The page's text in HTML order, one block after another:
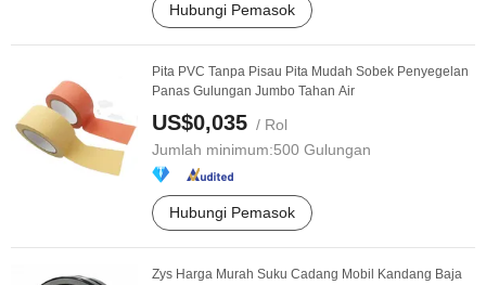
Hubungi Pemasok
Pita PVC Tanpa Pisau Pita Mudah Sobek Penyegelan
Panas Gulungan Jumbo Tahan Air
US$0,035 / Rol
Jumlah minimum:500 Gulungan
Hubungi Pemasok
Zys Harga Murah Suku Cadang Mobil Kandang Baja